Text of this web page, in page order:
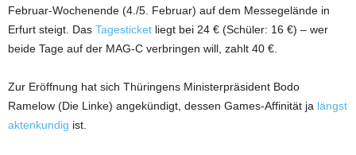
Februar-Wochenende (4./5. Februar) auf dem Messegelände in
Erfurt steigt. Das Tagesticket liegt bei 24 € (Schüler: 16 €) – wer
beide Tage auf der MAG-C verbringen will, zahlt 40 €.
Zur Eröffnung hat sich Thüringens Ministerpräsident Bodo
Ramelow (Die Linke) angekündigt, dessen Games-Affinität ja längst
aktenkundig ist.